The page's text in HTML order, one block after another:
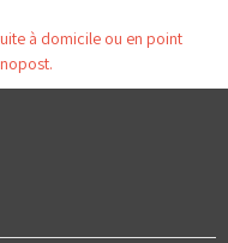
à domicile ou en point